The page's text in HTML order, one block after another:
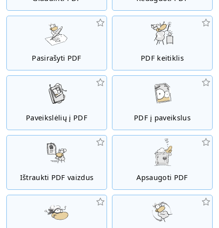
Pasirašyti PDF PDF keitiklis
Paveikslėlių į PDF PDF į paveikslus
Ištraukti PDF vaizdus Apsaugoti PDF